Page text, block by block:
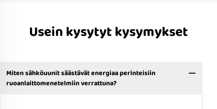
Usein kysytyt kysymykset
Miten sähköuunit säästävät energiaa perinteisiin
ruoanlaittomenetelmiin verrattuna?